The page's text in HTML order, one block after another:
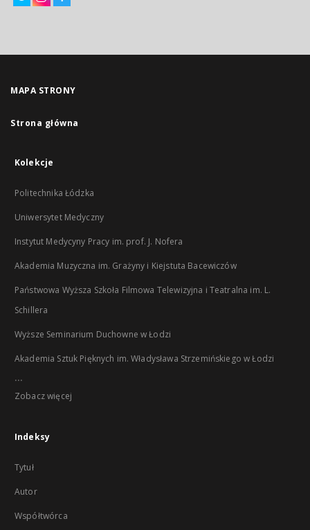
MAPA STRONY
Strona główna
Kolekcje
Politechnika Łódzka
Uniwersytet Medyczny
Instytut Medycyny Pracy im. prof. J. Nofera
Akademia Muzyczna im. Grażyny i Kiejstuta Bacewiczów
Państwowa Wyższa Szkoła Filmowa Telewizyjna i Teatralna im. L.
Schillera
Wyższe Seminarium Duchowne w Łodzi
Akademia Sztuk Pięknych im. Władysława Strzemińskiego w Łodzi
...
Zobacz więcej
Indeksy
Tytuł
Autor
Współtwórca